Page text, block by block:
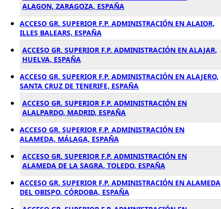
ALAGON, ZARAGOZA, ESPAÑA
ACCESO GR. SUPERIOR F.P. ADMINISTRACIÓN EN ALAIOR,
ILLES BALEARS, ESPAÑA
ACCESO GR. SUPERIOR F.P. ADMINISTRACIÓN EN ALAJAR,
HUELVA, ESPAÑA
ACCESO GR. SUPERIOR F.P. ADMINISTRACIÓN EN ALAJERO,
SANTA CRUZ DE TENERIFE, ESPAÑA
ACCESO GR. SUPERIOR F.P. ADMINISTRACIÓN EN
ALALPARDO, MADRID, ESPAÑA
ACCESO GR. SUPERIOR F.P. ADMINISTRACIÓN EN
ALAMEDA, MÁLAGA, ESPAÑA
ACCESO GR. SUPERIOR F.P. ADMINISTRACIÓN EN
ALAMEDA DE LA SAGRA, TOLEDO, ESPAÑA
ACCESO GR. SUPERIOR F.P. ADMINISTRACIÓN EN ALAMEDA
DEL OBISPO, CÓRDOBA, ESPAÑA